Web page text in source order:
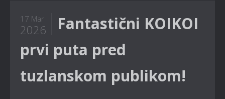
17 Mar
2026
Fantastični KOIKOI
prvi puta pred
tuzlanskom publikom!